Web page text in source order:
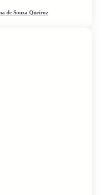
de Souza Queiroz